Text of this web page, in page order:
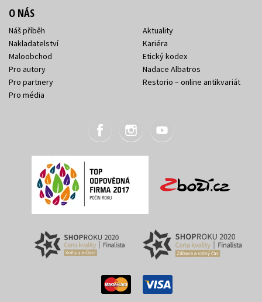
O NÁS
Náš příběh
Nakladatelství
Maloobchod
Pro autory
Pro partnery
Pro média
Aktuality
Kariéra
Etický kodex
Nadace Albatros
Restorio – online antikvariát